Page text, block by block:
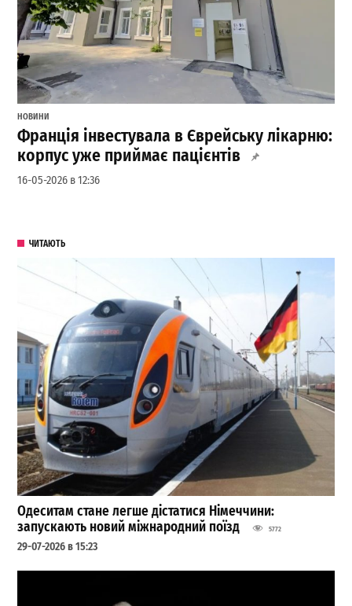
НОВИНИ
Франція інвестувала в Єврейську лікарню:
корпус уже приймає пацієнтів
16-05-2026 в 12:36
ЧИТАЮТЬ
Одеситам стане легше дістатися Німеччини:
запускають новий міжнародний поїзд
5772
29-07-2026 в 15:23